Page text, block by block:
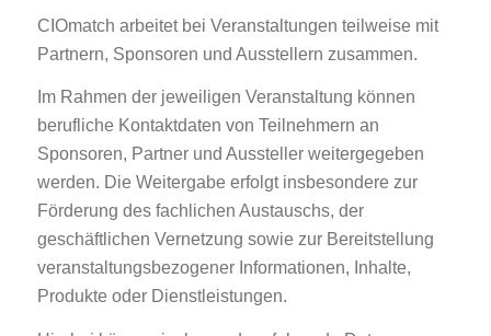
CIOmatch arbeitet bei Veranstaltungen teilweise mit
Partnern, Sponsoren und Ausstellern zusammen.
Im Rahmen der jeweiligen Veranstaltung können
berufliche Kontaktdaten von Teilnehmern an
Sponsoren, Partner und Aussteller weitergegeben
werden. Die Weitergabe erfolgt insbesondere zur
Förderung des fachlichen Austauschs, der
geschäftlichen Vernetzung sowie zur Bereitstellung
veranstaltungsbezogener Informationen, Inhalte,
Produkte oder Dienstleistungen.